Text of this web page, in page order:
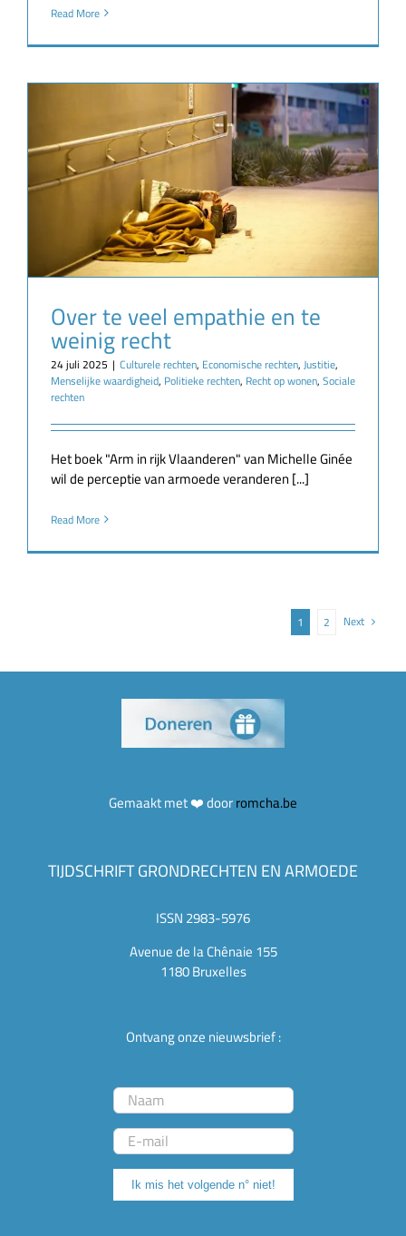
Read More
Over te veel empathie en te
weinig recht
24 juli 2025 | Culturele rechten, Economische rechten,Justitie,
Menselijke waardigheid, Politieke rechten, Recht op wonen,Sociale
rechten
Het boek "Arm in rijk Vlaanderen" van Michelle Ginée
wil de perceptie van armoede veranderen [...]
Read More
1 2 Next
Gemaakt met ❤️ doorromcha.be
TIJDSCHRIFT GRONDRECHTEN EN ARMOEDE
ISSN 2983-5976
Avenue de la Chênaie 155
1180 Bruxelles
Ontvang onze nieuwsbrief :
Ik mis het volgende n° niet!